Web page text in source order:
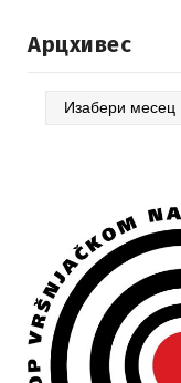
Арцхивес
Арцхивес